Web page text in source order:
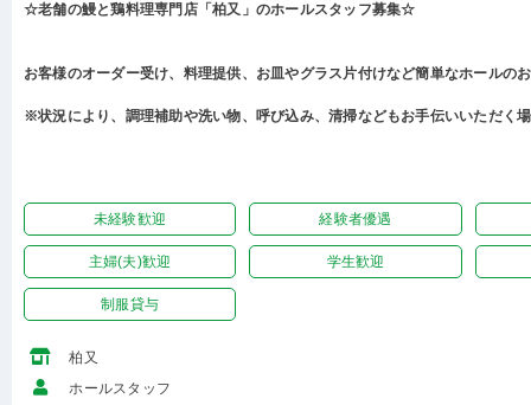
☆老舗の鰻と鶏料理専門店「柏又」のホールスタッフ募集☆
お客様のオーダー受け、料理提供、お皿やグラス片付けなど簡単なホールの
※状況により、調理補助や洗い物、呼び込み、清掃などもお手伝いいただく
未経験歓迎 経験者優遇
主婦(夫)歓迎 学生歓迎
制服貸与
柏又
ホールスタッフ